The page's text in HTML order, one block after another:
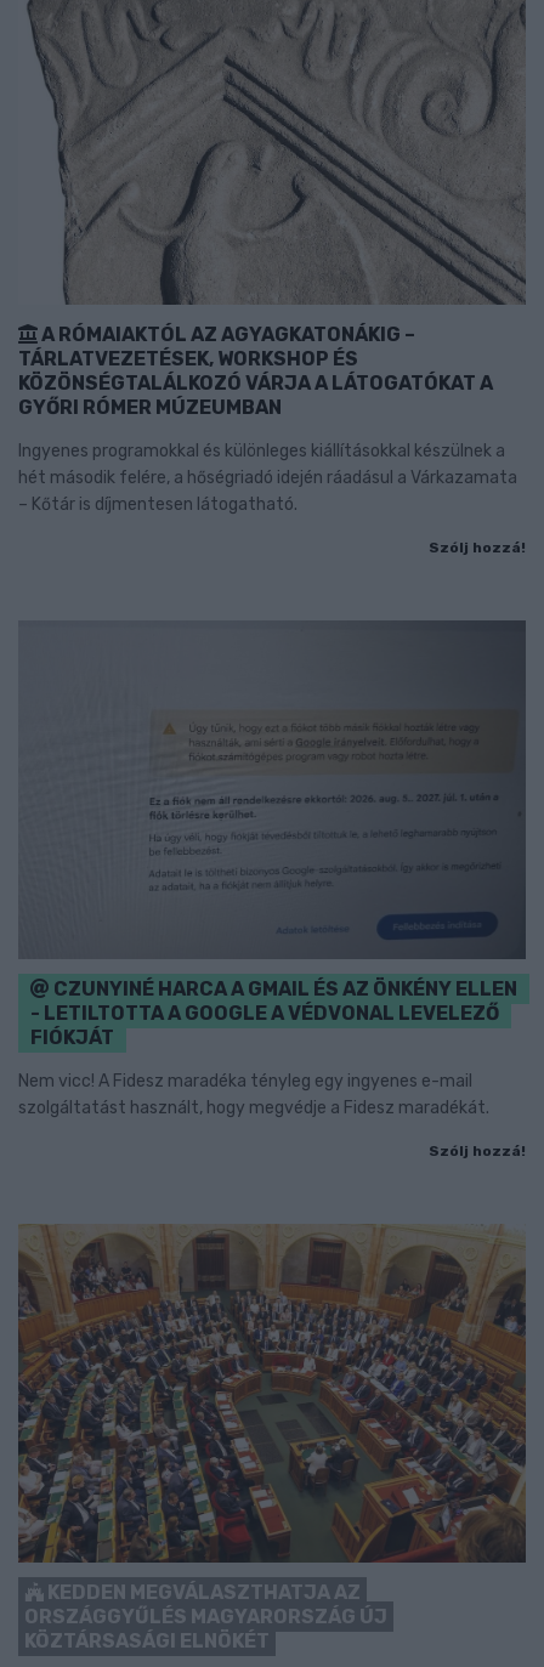
A RÓMAIAKTÓL AZ AGYAGKATONÁKIG –
TÁRLATVEZETÉSEK, WORKSHOP ÉS
KÖZÖNSÉGTALÁLKOZÓ VÁRJA A LÁTOGATÓKAT A
GYŐRI RÓMER MÚZEUMBAN
Ingyenes programokkal és különleges kiállításokkal készülnek a
hét második felére, a hőségriadó idején ráadásul a Várkazamata
– Kőtár is díjmentesen látogatható.
Szólj hozzá!
CZUNYINÉ HARCA A GMAIL ÉS AZ ÖNKÉNY ELLEN
- LETILTOTTA A GOOGLE A VÉDVONAL LEVELEZŐ
FIÓKJÁT
Nem vicc! A Fidesz maradéka tényleg egy ingyenes e-mail
szolgáltatást használt, hogy megvédje a Fidesz maradékát.
Szólj hozzá!
KEDDEN MEGVÁLASZTHATJA AZ
ORSZÁGGYŰLÉS MAGYARORSZÁG ÚJ
KÖZTÁRSASÁGI ELNÖKÉT